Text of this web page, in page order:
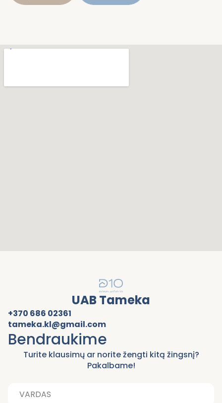
Bendraukime
Turite klausimų ar norite žengti kitą žingsnį?
Pakalbame!
UAB Tameka
+370 686 02361
tameka.kl@gmail.com